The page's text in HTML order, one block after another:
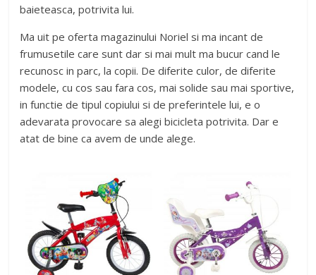
baieteasca, potrivita lui.
Ma uit pe oferta magazinului Noriel si ma incant de
frumusetile care sunt dar si mai mult ma bucur cand le
recunosc in parc, la copii. De diferite culor, de diferite
modele, cu cos sau fara cos, mai solide sau mai sportive,
in functie de tipul copiului si de preferintele lui, e o
adevarata provocare sa alegi bicicleta potrivita. Dar e
atat de bine ca avem de unde alege.